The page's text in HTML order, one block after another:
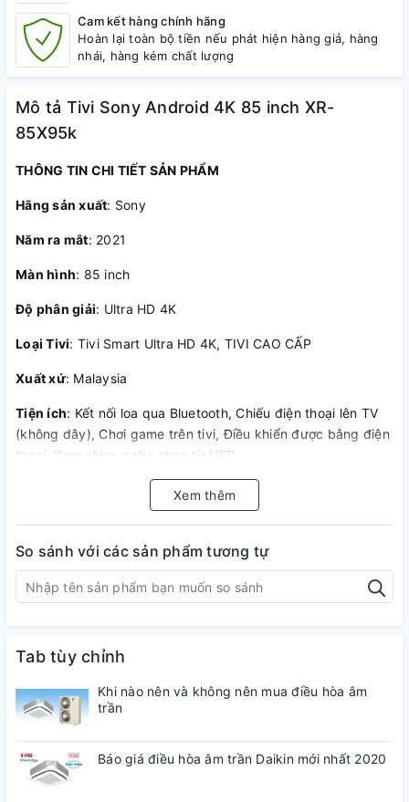
Cam kết hàng chính hãng
Hoàn lại toàn bộ tiền nếu phát hiện hàng giả, hàng
nhái, hàng kém chất lượng
Mô tả Tivi Sony Android 4K 85 inch XR-
85X95k
THÔNG TIN CHI TIẾT SẢN PHẨM
Hãng sản xuất: Sony
Năm ra mắt: 2021
Màn hình: 85 inch
Độ phân giải: Ultra HD 4K
Loại Tivi: Tivi Smart Ultra HD 4K, TIVI CAO CẤP
Xuất xứ: Malaysia
Tiện ích: Kết nối loa qua Bluetooth, Chiếu điện thoại lên TV
(không dây), Chơi game trên tivi, Điều khiển được bằng điện
thoại, Xem phim, nghe nhạc từ USB
Xem thêm
So sánh với các sản phẩm tương tự
Tab tùy chỉnh
Khi nào nên và không nên mua điều hòa âm
trần
Báo giá điều hòa âm trần Daikin mới nhất 2020